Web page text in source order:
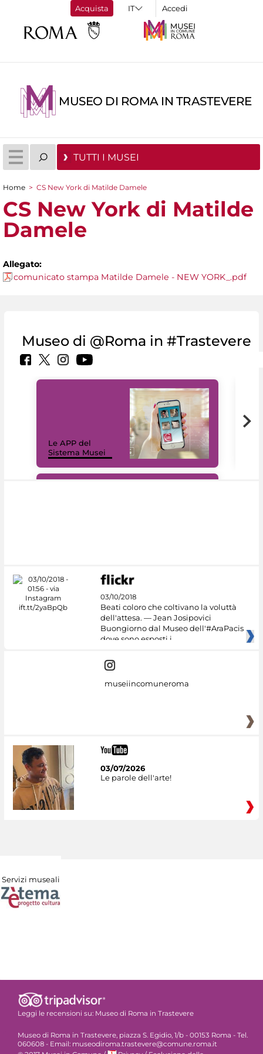
Acquista Accedi
MUSEO DI ROMA IN TRASTEVERE
TUTTI I MUSEI
Tu sei qui
Home > CS New York di Matilde Damele
CS New York di Matilde
Damele
Allegato:
comunicato stampa Matilde Damele - NEW YORK_.pdf
Museo di @Roma in #Trastevere
Le APP del
Sistema Musei
03/10/2018
Beati coloro che coltivano la voluttà
dell'attesa. — Jean Josipovici
Buongiorno dal Museo dell'#AraPacis
dove sono esposti i
museiincomuneroma
03/07/2026
Le parole dell'arte!
Servizi museali
Leggi le recensioni su: Museo di Roma in Trastevere
Museo di Roma in Trastevere, piazza S. Egidio, 1/b - 00153 Roma - Tel.
060608 - Email: museodiroma.trastevere@comune.roma.it